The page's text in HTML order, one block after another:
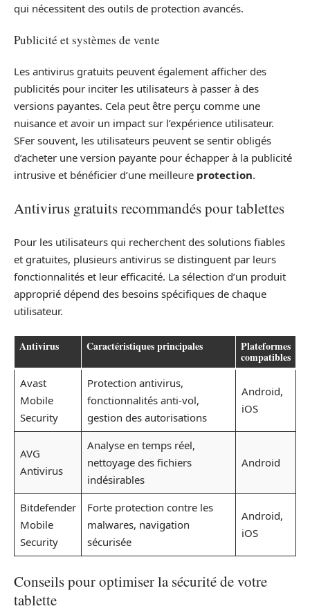
qui nécessitent des outils de protection avancés.
Publicité et systèmes de vente
Les antivirus gratuits peuvent également afficher des
publicités pour inciter les utilisateurs à passer à des
versions payantes. Cela peut être perçu comme une
nuisance et avoir un impact sur l’expérience utilisateur.
SFer souvent, les utilisateurs peuvent se sentir obligés
d’acheter une version payante pour échapper à la publicité
intrusive et bénéficier d’une meilleure protection.
Antivirus gratuits recommandés pour tablettes
Pour les utilisateurs qui recherchent des solutions fiables
et gratuites, plusieurs antivirus se distinguent par leurs
fonctionnalités et leur efficacité. La sélection d’un produit
approprié dépend des besoins spécifiques de chaque
utilisateur.
Antivirus Caractéristiques principales Plateformes
compatibles
Avast
Mobile
Security
Protection antivirus,
fonctionnalités anti-vol,
gestion des autorisations
Android,
iOS
AVG
Antivirus
Analyse en temps réel,
nettoyage des fichiers
indésirables
Android
Bitdefender
Mobile
Security
Forte protection contre les
malwares, navigation
sécurisée
Android,
iOS
Conseils pour optimiser la sécurité de votre
tablette